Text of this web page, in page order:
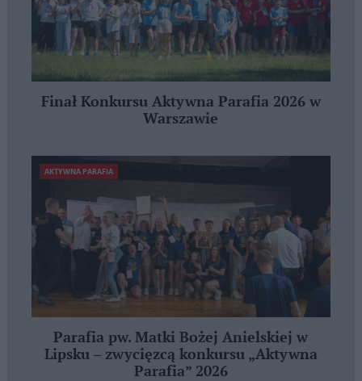
Finał Konkursu Aktywna Parafia 2026 w
Warszawie
AKTYWNA PARAFIA
Parafia pw. Matki Bożej Anielskiej w
Lipsku – zwycięzcą konkursu „Aktywna
Parafia” 2026